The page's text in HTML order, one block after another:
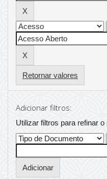
Retornar valores
Adicionar filtros:
Utilizar filtros para refinar